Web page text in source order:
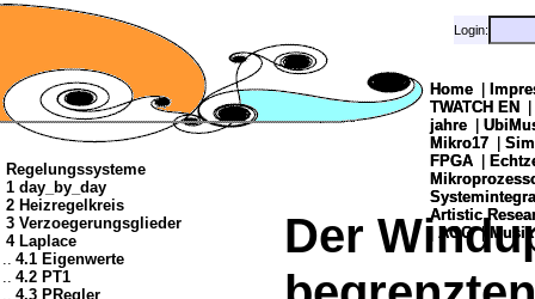
Home
TWATCH EN
jahre
Mikro17
FPGA
Artistic
AOG | Musik
Login:
Regelungssysteme
1 day_by_day
2 Heizregelkreis
3 Verzoegerungsglieder
4 Laplace
.. 4.1 Eigenwerte
.. 4.2 PT1
.. 4.3 PRegler
Home
TWATCH EN
jahre
Mikro17
FPGA
Artistic
AOG | Musik
Login:
Der